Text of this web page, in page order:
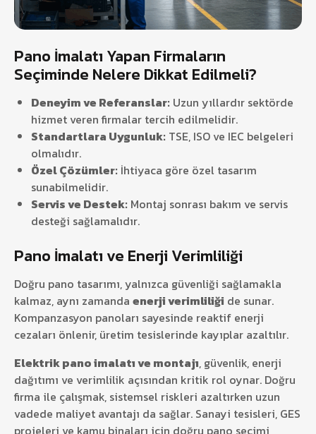
Pano İmalatı Yapan Firmaların
Seçiminde Nelere Dikkat Edilmeli?
Deneyim ve Referanslar: Uzun yıllardır sektörde
hizmet veren firmalar tercih edilmelidir.
Standartlara Uygunluk: TSE, ISO ve IEC belgeleri
olmalıdır.
Özel Çözümler: İhtiyaca göre özel tasarım
sunabilmelidir.
Servis ve Destek: Montaj sonrası bakım ve servis
desteği sağlamalıdır.
Pano İmalatı ve Enerji Verimliliği
Doğru pano tasarımı, yalnızca güvenliği sağlamakla
kalmaz, aynı zamanda enerji verimliliği de sunar.
Kompanzasyon panoları sayesinde reaktif enerji
cezaları önlenir, üretim tesislerinde kayıplar azaltılır.
Elektrik pano imalatı ve montajı, güvenlik, enerji
dağıtımı ve verimlilik açısından kritik rol oynar. Doğru
firma ile çalışmak, sistemsel riskleri azaltırken uzun
vadede maliyet avantajı da sağlar. Sanayi tesisleri, GES
projeleri ve kamu binaları için doğru pano seçimi,